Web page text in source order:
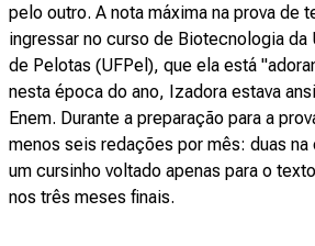
pelo outro. A nota máxima na prova de
ingressar no curso de Biotecnologia da
de Pelotas (UFPel), que ela está
nesta época do ano, Izadora estava
Enem. Durante a preparação para a
menos seis redações por mês: duas
um cursinho voltado apenas para o
nos três meses finais.